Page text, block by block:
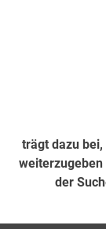
trägt dazu
der